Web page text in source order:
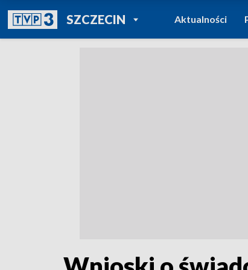
SZCZECINPOWRÓT DO
TVP REGIONY
Aktualności